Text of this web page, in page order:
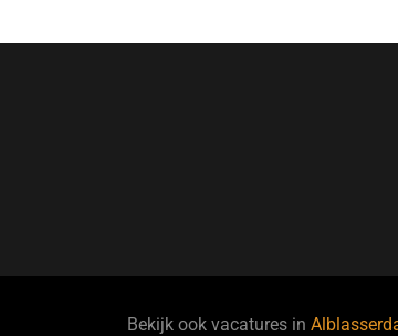
Bekijk ook vacatures in